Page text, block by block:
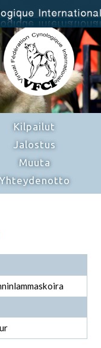
Kilpailut
Jalostus
Muuta
Yhteydenotto